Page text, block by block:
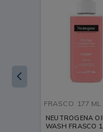
FRASCO 177 ML
NEUTROGENA
WASH FRASCO